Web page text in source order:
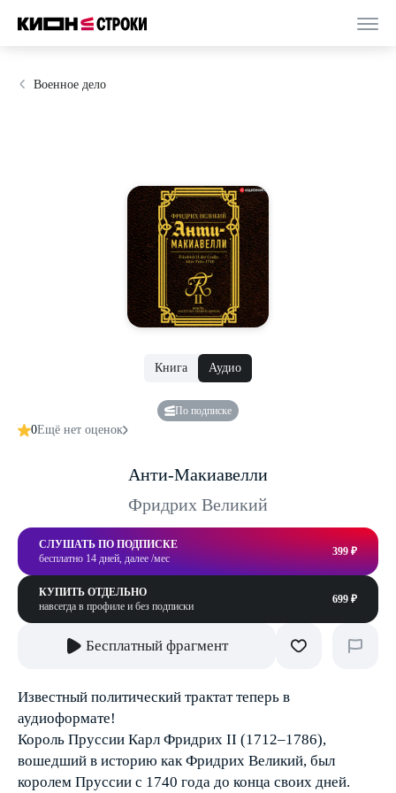
Военное дело
Книга Аудио
По подписке
0Ещё нет оценок
Анти-Макиавелли
Фридрих Великий
СЛУШАТЬ ПО ПОДПИСКЕ
бесплатно 14 дней, далее /мес
399 ₽
КУПИТЬ ОТДЕЛЬНО
навсегда в профиле и без подписки
699 ₽
Бесплатный фрагмент
Известный политический трактат теперь в
аудиоформате!
Король Пруссии Карл Фридрих II (1712–1786),
вошедший в историю как Фридрих Великий, был
королем Пруссии с 1740 года до конца своих дней.